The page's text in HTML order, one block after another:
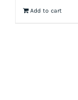
Add to cart